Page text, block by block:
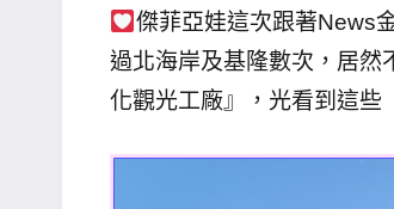
主
持、
學
校
傑菲亞娃這次跟著News
過北海岸及基隆數次，居然
化觀光工廠』，光看到這些